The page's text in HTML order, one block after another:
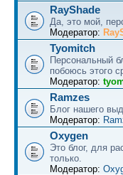
RayShade
Да, это мой,
Модератор:
Tyomitch
Персональный
побоюсь этого
Модератор:
Ramzes
Блог нашего
Модератор:
Oxygen
Это блог, для
только.
Модератор: